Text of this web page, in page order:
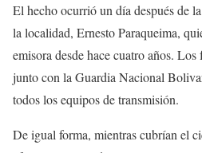
El hecho ocurrió un día después de
la localidad, Ernesto Paraqueima,
emisora desde hace cuatro años.
junto con la Guardia Nacional
todos los equipos de transmisión.
De igual forma, mientras cubrían el